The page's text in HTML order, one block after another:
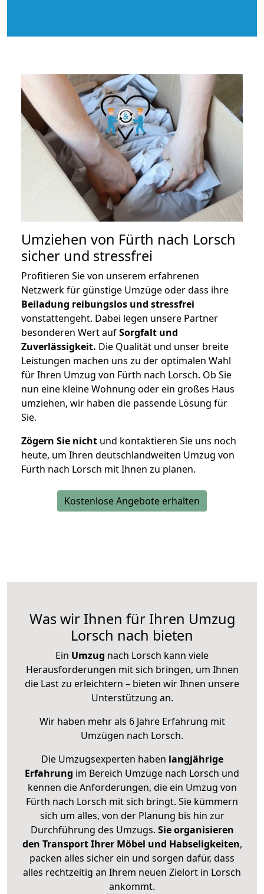
Umziehen von Fürth nach Lorsch
sicher und stressfrei
Profitieren Sie von unserem erfahrenen
Netzwerk für günstige Umzüge oder dass ihre
Beiladung reibungslos und stressfrei
vonstattengeht. Dabei legen unsere Partner
besonderen Wert aufSorgfalt und
Zuverlässigkeit. Die Qualität und unser breite
Leistungen machen uns zu der optimalen Wahl
für Ihren Umzug von Fürth nach Lorsch. Ob Sie
nun eine kleine Wohnung oder ein großes Haus
umziehen, wir haben die passende Lösung für
Sie.
Zögern Sie nicht und kontaktieren Sie uns noch
heute, um Ihren deutschlandweiten Umzug von
Fürth nach Lorsch mit Ihnen zu planen.
Kostenlose Angebote erhalten
Was wir Ihnen für Ihren Umzug
Lorsch nach bieten
Ein Umzug nach Lorsch kann viele
Herausforderungen mit sich bringen, um Ihnen
die Last zu erleichtern – bieten wir Ihnen unsere
Unterstützung an.
Wir haben mehr als 6 Jahre Erfahrung mit
Umzügen nach Lorsch.
Die Umzugsexperten haben langjährige
Erfahrung im Bereich Umzüge nach Lorsch und
kennen die Anforderungen, die ein Umzug von
Fürth nach Lorsch mit sich bringt. Sie kümmern
sich um alles, von der Planung bis hin zur
Durchführung des Umzugs. Sie organisieren
den Transport Ihrer Möbel und Habseligkeiten,
packen alles sicher ein und sorgen dafür, dass
alles rechtzeitig an Ihrem neuen Zielort in Lorsch
ankommt.